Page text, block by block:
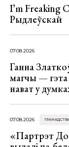
I’m Freaking
Рыдлеўскай
07.08.2026
Ганна
магчы — гэта
нават у
07.08.2026
«Партрэт